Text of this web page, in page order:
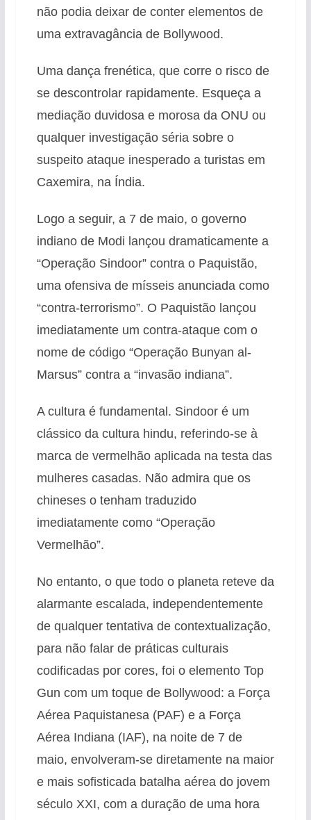
não podia deixar de conter elementos de
uma extravagância de Bollywood.
Uma dança frenética, que corre o risco de
se descontrolar rapidamente. Esqueça a
mediação duvidosa e morosa da ONU ou
qualquer investigação séria sobre o
suspeito ataque inesperado a turistas em
Caxemira, na Índia.
Logo a seguir, a 7 de maio, o governo
indiano de Modi lançou dramaticamente a
“Operação Sindoor” contra o Paquistão,
uma ofensiva de mísseis anunciada como
“contra-terrorismo”. O Paquistão lançou
imediatamente um contra-ataque com o
nome de código “Operação Bunyan al-
Marsus” contra a “invasão indiana”.
A cultura é fundamental. Sindoor é um
clássico da cultura hindu, referindo-se à
marca de vermelhão aplicada na testa das
mulheres casadas. Não admira que os
chineses o tenham traduzido
imediatamente como “Operação
Vermelhão”.
No entanto, o que todo o planeta reteve da
alarmante escalada, independentemente
de qualquer tentativa de contextualização,
para não falar de práticas culturais
codificadas por cores, foi o elemento Top
Gun com um toque de Bollywood: a Força
Aérea Paquistanesa (PAF) e a Força
Aérea Indiana (IAF), na noite de 7 de
maio, envolveram-se diretamente na maior
e mais sofisticada batalha aérea do jovem
século XXI, com a duração de uma hora